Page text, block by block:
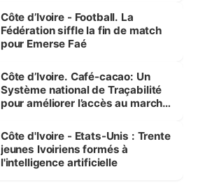
Côte d’Ivoire - Football. La
Fédération siffle la fin de match
pour Emerse Faé
Côte d’Ivoire. Café-cacao: Un
Système national de Traçabilité
pour améliorer l’accès au marché
Côte d'Ivoire - Etats-Unis : Trente
jeunes Ivoiriens formés à
l'intelligence artificielle